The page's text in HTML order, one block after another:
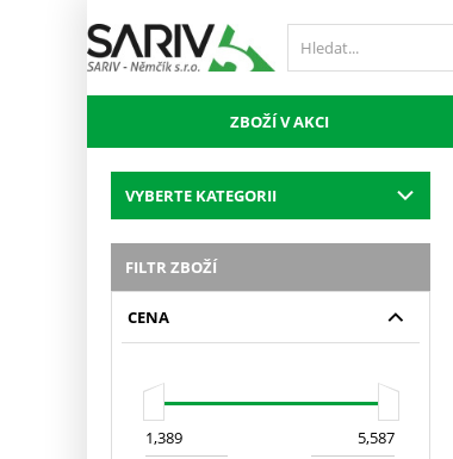
ZBOŽÍ V AKCI
VYBERTE KATEGORII
FILTR ZBOŽÍ
CENA